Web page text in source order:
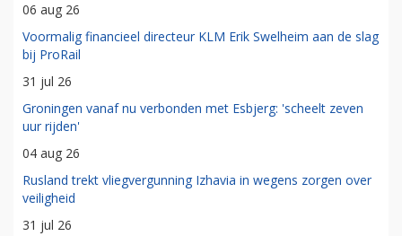
06 aug 26
Voormalig financieel directeur KLM Erik Swelheim aan de slag
bij ProRail
31 jul 26
Groningen vanaf nu verbonden met Esbjerg: 'scheelt zeven
uur rijden'
04 aug 26
Rusland trekt vliegvergunning Izhavia in wegens zorgen over
veiligheid
31 jul 26